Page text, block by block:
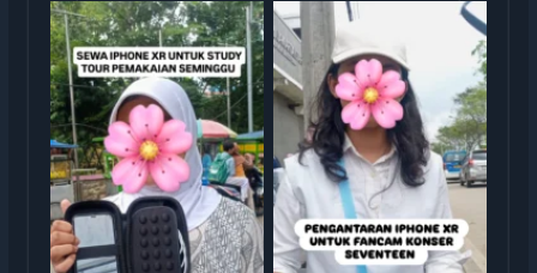
Sewa iphone jakarta Sewa iphone jakarta